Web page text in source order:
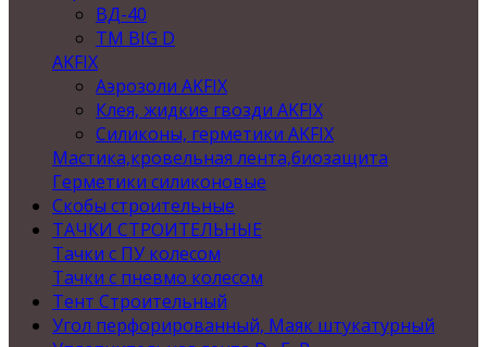
ВД-40
TM BIG D
AKFIX
Аэрозоли AKFIX
Клея, жидкие гвозди AKFIX
Силиконы, герметики AKFIX
Мастика,кровельная лента,биозащита
Герметики силиконовые
Скобы строительные
ТАЧКИ СТРОИТЕЛЬНЫЕ
Тачки с ПУ колесом
Тачки с пневмо колесом
Тент Строительный
Угол перфорированный, Маяк штукатурный